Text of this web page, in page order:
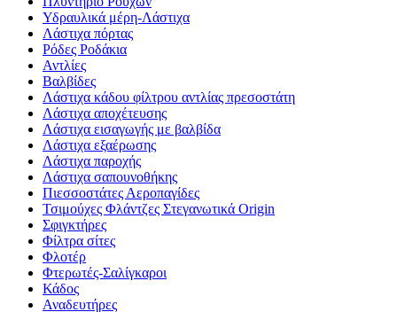
Υδραυλικά μέρη-Λάστιχα
Λάστιχα πόρτας
Ρόδες Ροδάκια
Αντλίες
Βαλβίδες
Λάστιχα κάδου φίλτρου αντλίας πρεσοστάτη
Λάστιχα αποχέτευσης
Λάστιχα εισαγωγής με βαλβίδα
Λάστιχα εξαέρωσης
Λάστιχα παροχής
Λάστιχα σαπουνοθήκης
Πιεσσοστάτες Αεροπαγίδες
Τσιμούχες Φλάντζες Στεγανωτικά Origin
Σφιγκτήρες
Φίλτρα σίτες
Φλοτέρ
Φτερωτές-Σαλίγκαροι
Κάδος
Αναδευτήρες